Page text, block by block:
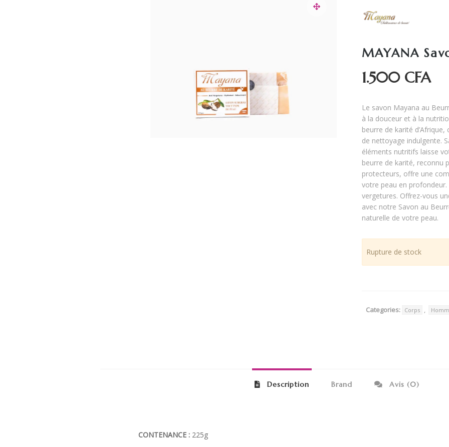
MAYANA
1.500 CFA
Le savon Mayana au
à la douceur et à la
beurre de karité
de nettoyage indulgente.
éléments nutritifs laisse
beurre de karité, reconnu
protecteurs, offre une
votre peau en
vergetures. Offrez-vous
avec notre Savon au
naturelle de votre peau.
Rupture de stock
Categories: Corps ,
Description Brand Avis (0)
CONTENANCE : 225g